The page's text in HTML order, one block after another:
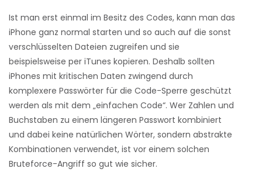
Ist man erst einmal im Besitz des Codes, kann man das
iPhone ganz normal starten und so auch auf die sonst
verschlüsselten Dateien zugreifen und sie
beispielsweise per iTunes kopieren. Deshalb sollten
iPhones mit kritischen Daten zwingend durch
komplexere Passwörter für die Code-Sperre geschützt
werden als mit dem „einfachen Code“. Wer Zahlen und
Buchstaben zu einem längeren Passwort kombiniert
und dabei keine natürlichen Wörter, sondern abstrakte
Kombinationen verwendet, ist vor einem solchen
Bruteforce-Angriff so gut wie sicher.